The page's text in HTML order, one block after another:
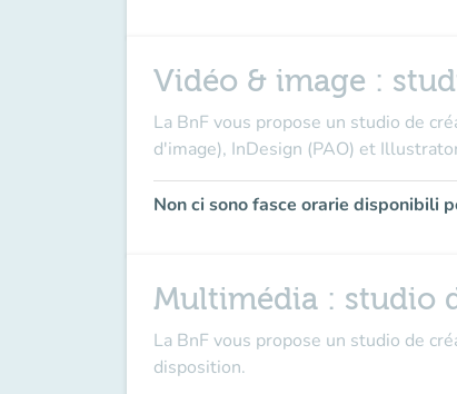
Vidéo & image :
La BnF vous propose un studio de
d'image), InDesign (PAO) et
Non ci sono fasce orarie disponibili
Multimédia : studio
La BnF vous propose un studio de
disposition.